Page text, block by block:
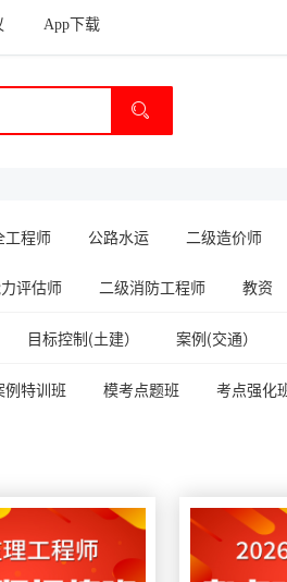
App下载
工程师 公路水运 二级造价师
评估师 二级消防工程师 教资
目标控制(土建） 案例(交通）
例特训班 模考点题班 考点强化